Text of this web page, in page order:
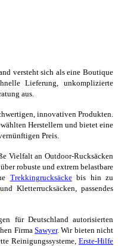
versteht sich als eine Boutique
Lieferung, unkomplizierte
aus.
innovativen Produkten.
Herstellern und bietet eine
Preis.
Vielfalt an Outdoor-Rucksäcken
robuste und extrem belastbare
Trekkingrucksäckebis hin zu
und Kletterrucksäcken, passendes
für Deutschland autorisierten
Firma Sawyer. Wir bieten nicht
Reinigungssysteme, Erste-Hilfe